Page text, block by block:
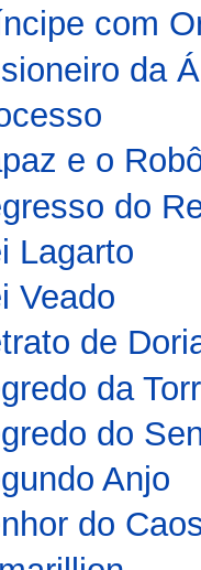
com
da
e o
do
Lagarto
Veado
de
da
do
Anjo
do